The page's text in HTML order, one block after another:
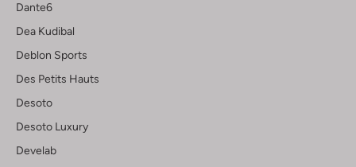
Dante6
Dea Kudibal
Deblon Sports
Des Petits Hauts
Desoto
Desoto Luxury
Develab